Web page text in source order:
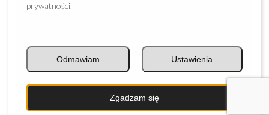
2024 © Profi-Parkiet Sp. z o.o.
Projekt i wykonanie serwisu -riseproject.pl
prywatności.
Zgadzam się
Ustawienia
Odmawiam